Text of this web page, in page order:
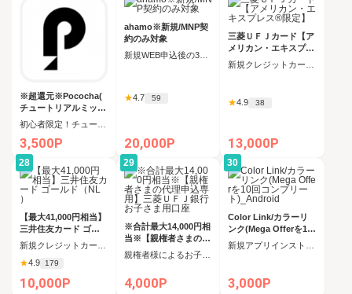
※超還元※Pococha(
チュートリアルミッシ
ョン全クリア後にコイ
ンをすべて受け取る)_
Android
3,500P
ahamo※新規/MNP契
約のみ対象
新規WEB申込後の30日以内にahamo回線開通
★4.7 59
20,000P
三菱ＵＦＪカード【ア
メリカン・エキスプレ
ス®限定】
★4.9 38
13,000P
28
【最大41,000円相当】
三井住友カード ゴー
ルド（NL）
★4.9 179
10,000P
29
※合計最大14,000円相
当※【親権者さまの代
理申込専用】三菱ＵＦ
Ｊ銀行 お子さま用口
親権者様によるお子さま用口座新規開設完了
4,000P
30
Color Link/カラーリ
ンク(Mega Offerを10
回コンプリート)_And
roid
3,000P